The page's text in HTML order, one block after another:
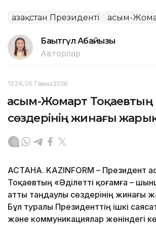
Қазақстан Президенті Қасым-
Бақытгүл Абайқызы
Авторлар
12:24, 05 Тамыз 2026
Қасым-Жомарт
сөздерінің жинағы
АСТАНА. KAZINFORM – Президент
Тоқаевтың «Әділетті қоғамға –
атты таңдаулы сөздерінің жинағы
Бұл туралы Президенттің ішкі
және коммуникациялар жөніндегі